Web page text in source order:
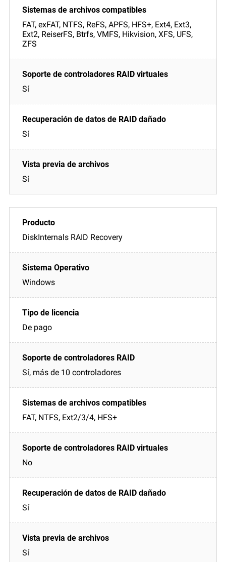
FAT, exFAT, NTFS, ReFS, APFS, HFS+, Ext4, Ext3,
Ext2, ReiserFS, Btrfs, VMFS, Hikvision, XFS, UFS,
ZFS
Sí
Sí
Sí
DiskInternals RAID Recovery
Windows
De pago
Sí, más de 10 controladores
FAT, NTFS, Ext2/3/4, HFS+
No
Sí
Sí